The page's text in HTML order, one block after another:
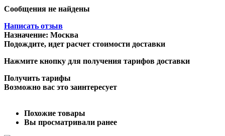
Сообщения не найдены
Написать отзыв
Назначение: Москва
Подождите, идет расчет стоимости доставки
Нажмите кнопку для получения тарифов доставки
Получить тарифы
Возможно вас это заинтересует
Похожие товары
Вы просматривали ранее